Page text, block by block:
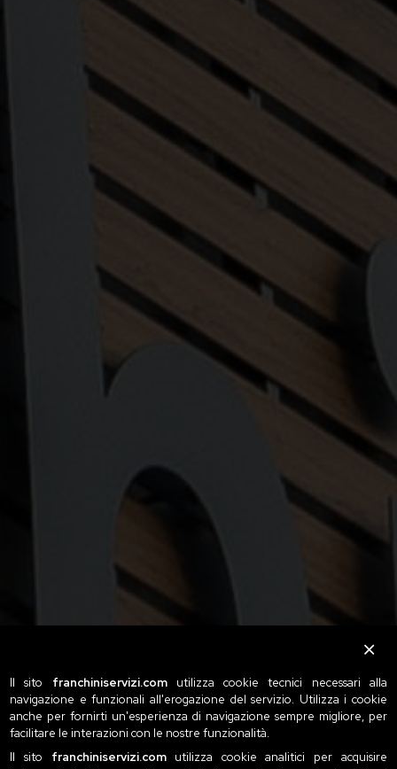
Il sito franchiniservizi.comutilizza cookie tecnici necessari alla
navigazione e funzionali all'erogazione del servizio. Utilizza i cookie
anche per fornirti un'esperienza di navigazione sempre migliore, per
facilitare le interazioni con le nostre funzionalità.
Il sito franchiniservizi.comutilizza cookie analitici per acquisire